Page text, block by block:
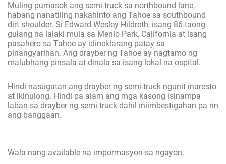
Muling pumasok ang semi-truck sa northbound lane,
habang nanatiling nakahinto ang Tahoe sa southbound
dirt shoulder. Si Edward Wesley Hildreth, isang 86-taong-
gulang na lalaki mula sa Menlo Park, California at isang
pasahero sa Tahoe ay idineklarang patay sa
pinangyarihan. Ang drayber ng Tahoe ay nagtamo ng
malubhang pinsala at dinala sa isang lokal na ospital.
Hindi nasugatan ang drayber ng semi-truck ngunit inaresto
at ikinulong. Hindi pa alam ang mga kasong isinampa
laban sa drayber ng semi-truck dahil iniimbestigahan pa rin
ang banggaan.
Wala nang available na impormasyon sa ngayon.